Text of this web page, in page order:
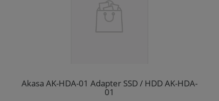
Akasa AK-HDA-01 Adapter SSD / HDD AK-HDA-
01